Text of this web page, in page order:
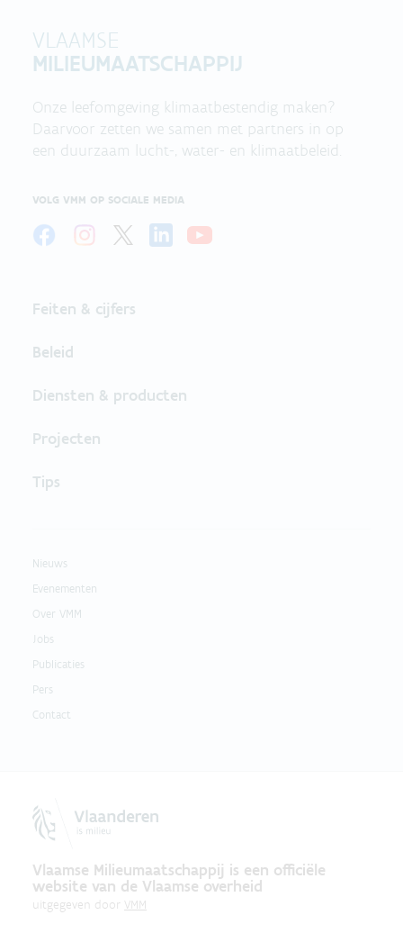
VLAAMSE
MILIEUMAATSCHAPPIJ
Onze leefomgeving klimaatbestendig maken?
Daarvoor zetten we samen met partners in op
een duurzaam lucht-, water- en klimaatbeleid.
VOLG VMM OP SOCIALE MEDIA
Feiten & cijfers
Beleid
Diensten & producten
Projecten
Tips
Nieuws
Evenementen
Over VMM
Jobs
Publicaties
Pers
Contact
Vlaamse Milieumaatschappij is een officiële
website van de Vlaamse overheid
uitgegeven door VMM